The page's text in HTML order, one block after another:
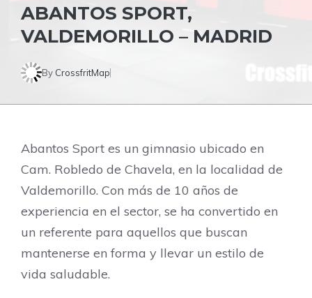
ABANTOS SPORT,
VALDEMORILLO – MADRID
By CrossfritMap
Abantos Sport es un gimnasio ubicado en
Cam. Robledo de Chavela, en la localidad de
Valdemorillo. Con más de 10 años de
experiencia en el sector, se ha convertido en
un referente para aquellos que buscan
mantenerse en forma y llevar un estilo de
vida saludable.